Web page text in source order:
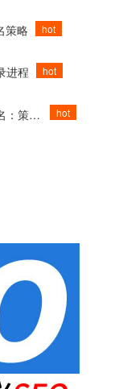
策略 hot
进程 hot
优化网站描述，提升百度SEO排名：策略与案例分析 hot